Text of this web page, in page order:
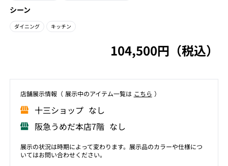
シーン
ダイニング キッチン
104,500円（税込）
店舗展⽰情報（ 展⽰中のアイテム⼀覧は こちら ）
⼗三ショップ なし
阪急うめだ本店7階 なし
展示の状況は時期によって変わります。展示品のカラーや仕様につ
いてはお問い合わせください。